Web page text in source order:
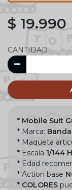
$ 19.990
CANTIDAD
* Mobile Suit
* Marca:
* Maqueta
* Escala 1/144
* Edad
* Action base
* COLORES